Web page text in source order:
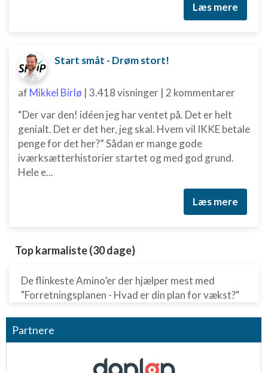
Læs mere
Start småt - Drøm stort!
af Mikkel Birlø | 3.418 visninger | 2 kommentarer
“Der var den! idéen jeg har ventet på. Det er helt
genialt. Det er det her, jeg skal. Hvem vil IKKE betale
penge for det her?” Sådan er mange gode
iværksætterhistorier startet og med god grund.
Hele e...
Læs mere
Top karmaliste (30 dage)
De flinkeste Amino’er der hjælper mest med
"Forretningsplanen - Hvad er din plan for vækst?"
Partnere
indhold
IAB Special Features:
Bruge præcise geografiske
Identificere enheder baseret på aktivt
anmodede oplysninger
Ikke-IAB-behandlingsformål:
Nødvendig
Annoncering / marketing